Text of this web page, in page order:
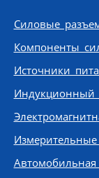
Skip to content
Силовые
Компоненты
Источники
Индукционный
Автомобильная